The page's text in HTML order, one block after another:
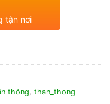
tận nơi
thông, than_thong